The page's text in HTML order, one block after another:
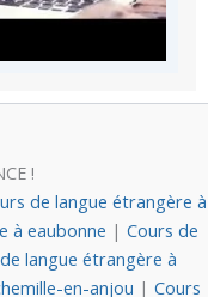
!
de langue étrangère à
à eaubonne | Cours de
langue étrangère à
en-anjou | Cours